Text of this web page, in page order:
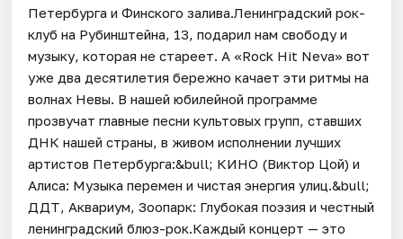
Петербурга и Финского залива.Ленинградский рок-
клуб на Рубинштейна, 13, подарил нам свободу и
музыку, которая не стареет. А «Rock Hit Neva» вот
уже два десятилетия бережно качает эти ритмы на
волнах Невы. В нашей юбилейной программе
прозвучат главные песни культовых групп, ставших
ДНК нашей страны, в живом исполнении лучших
артистов Петербурга:&bull; КИНО (Виктор Цой) и
Алиса: Музыка перемен и чистая энергия улиц.&bull;
ДДТ, Аквариум, Зоопарк: Глубокая поэзия и честный
ленинградский блюз-рок.Каждый концерт — это